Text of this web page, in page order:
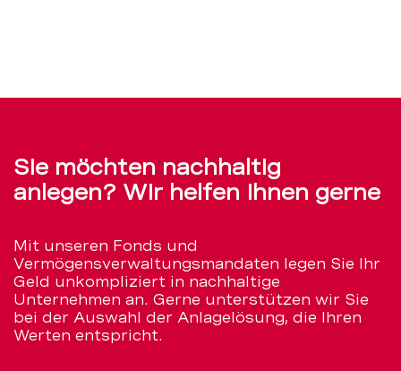
Sie möchten nachhaltig
anlegen? Wir helfen Ihnen gerne
Mit unseren Fonds und
Vermögensverwaltungsmandaten legen Sie Ihr
Geld unkompliziert in nachhaltige
Unternehmen an. Gerne unterstützen wir Sie
bei der Auswahl der Anlagelösung, die Ihren
Werten entspricht.